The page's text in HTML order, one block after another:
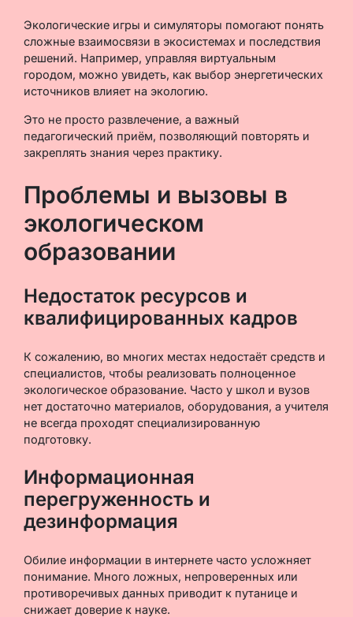
Экологические игры и симуляторы помогают понять
сложные взаимосвязи в экосистемах и последствия
решений. Например, управляя виртуальным
городом, можно увидеть, как выбор энергетических
источников влияет на экологию.
Это не просто развлечение, а важный
педагогический приём, позволяющий повторять и
закреплять знания через практику.
Проблемы и вызовы в
экологическом
образовании
Недостаток ресурсов и
квалифицированных кадров
К сожалению, во многих местах недостаёт средств и
специалистов, чтобы реализовать полноценное
экологическое образование. Часто у школ и вузов
нет достаточно материалов, оборудования, а учителя
не всегда проходят специализированную
подготовку.
Информационная
перегруженность и
дезинформация
Обилие информации в интернете часто усложняет
понимание. Много ложных, непроверенных или
противоречивых данных приводит к путанице и
снижает доверие к науке.